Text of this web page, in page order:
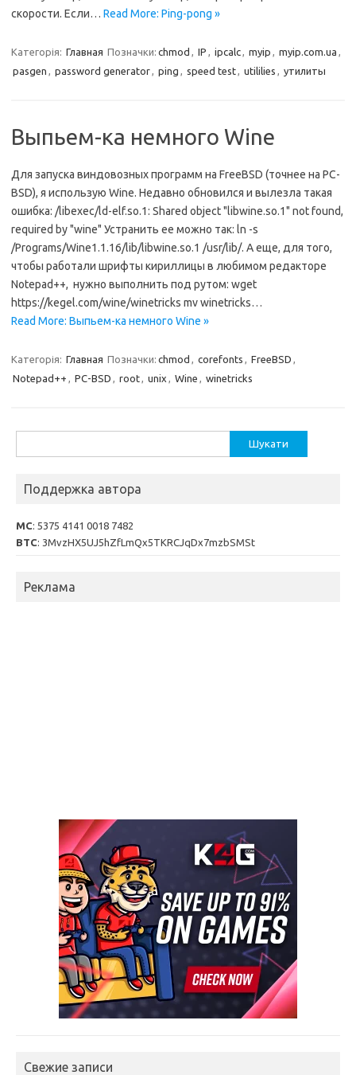
скорости. Если… Read More: Ping-pong »
Категорія: Главная Позначки: chmod , IP , ipcalc, myip , myip.com.ua ,
pasgen , password generator, ping , speed test, utililies , утилиты
Выпьем-ка немного Wine
Для запуска виндовозных программ на FreeBSD (точнее на PC-
BSD), я использую Wine. Недавно обновился и вылезла такая
ошибка: /libexec/ld-elf.so.1: Shared object "libwine.so.1" not found,
required by "wine" Устранить ее можно так: ln -s
/Programs/Wine1.1.16/lib/libwine.so.1 /usr/lib/. А еще, для того,
чтобы работали шрифты кириллицы в любимом редакторе
Notepad++, нужно выполнить под рутом: wget
https://kegel.com/wine/winetricks mv winetricks…
Read More: Выпьем-ка немного Wine »
Категорія: Главная Позначки: chmod , corefonts , FreeBSD ,
Notepad++ , PC-BSD , root, unix , Wine , winetricks
Поддержка автора
MC: 5375 4141 0018 7482
BTC: 3MvzHX5UJ5hZfLmQx5TKRCJqDx7mzbSMSt
Реклама
Свежие записи